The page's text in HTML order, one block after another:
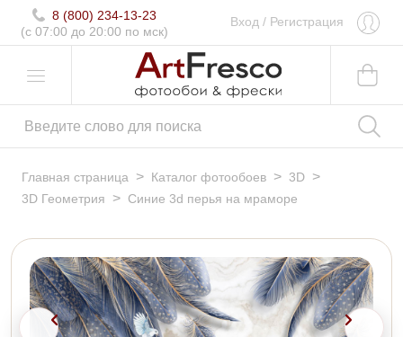
8 (800) 234-13-23
(c 07:00 до 20:00 по мск)
Вход / Регистрация
Главная страница > Каталог фотообоев > 3D >
3D Геометрия > Синие 3d перья на мраморе